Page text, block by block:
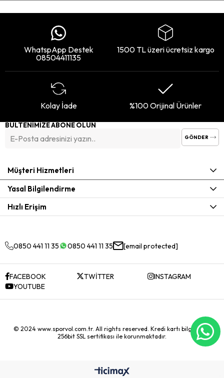
WhatspApp Destek
08504411135
1500 TL üzeri ücretsiz kargo
Kolay İade %100 Orijinal Ürünler
BÜLTENİMİZE ABONE OLUN
GÖNDER
Müşteri Hizmetleri
Yasal Bilgilendirme
Hızlı Erişim
0850 441 11 35 0850 441 11 35 [email protected]
FACEBOOK TWİTTER
INSTAGRAM
YOUTUBE
© 2024 www.sporvol.com.tr. All rights reserved. Kredi kartı bilgileriniz
256bit SSL sertifikası ile korunmaktadır.